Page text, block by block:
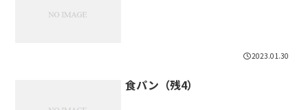
2023.01.30
食パン（残4）